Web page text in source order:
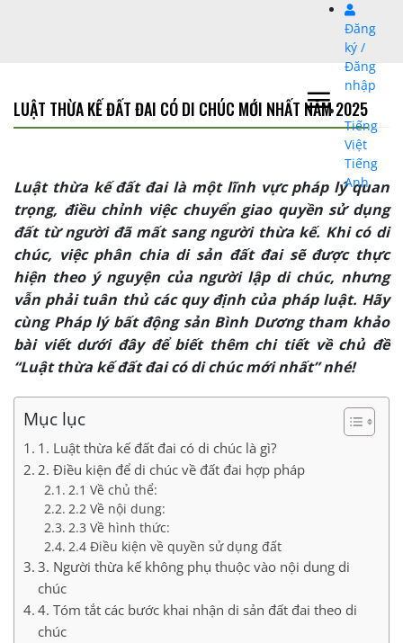
Đăng
ký /
Đăng
nhập
Tiếng
Việt
Tiếng
Anh
LUẬT THỪA KẾ ĐẤT ĐAI CÓ DI CHÚC MỚI NHẤT NĂM 2025
Luật thừa kế đất đai là một lĩnh vực pháp lý quan
trọng, điều chỉnh việc chuyển giao quyền sử dụng
đất từ người đã mất sang người thừa kế. Khi có di
chúc, việc phân chia di sản đất đai sẽ được thực
hiện theo ý nguyện của người lập di chúc, nhưng
vẫn phải tuân thủ các quy định của pháp luật. Hãy
cùng Pháp lý bất động sản Bình Dương tham khảo
bài viết dưới đây để biết thêm chi tiết về chủ đề
“Luật thừa kế đất đai có di chúc mới nhất” nhé!
Mục lục
1. Luật thừa kế đất đai có di chúc là gì?
2. Điều kiện để di chúc về đất đai hợp pháp
2.1 Về chủ thể:
2.2 Về nội dung:
2.3 Về hình thức:
2.4 Điều kiện về quyền sử dụng đất
3. Người thừa kế không phụ thuộc vào nội dung di
chúc
4. Tóm tắt các bước khai nhận di sản đất đai theo di
chúc